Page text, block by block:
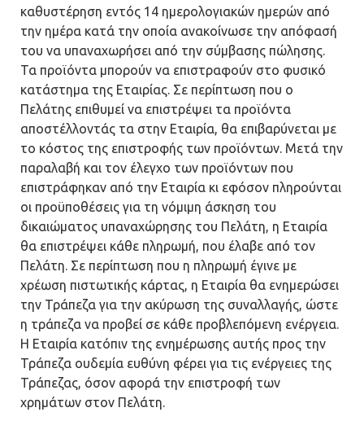
καθυστέρηση εντός 14 ημερολογιακών ημερών από
την ημέρα κατά την οποία ανακοίνωσε την απόφασή
του να υπαναχωρήσει από την σύμβασης πώλησης.
Τα προϊόντα μπορούν να επιστραφούν στο φυσικό
κατάστημα της Εταιρίας. Σε περίπτωση που ο
Πελάτης επιθυμεί να επιστρέψει τα προϊόντα
αποστέλλοντάς τα στην Εταιρία, θα επιβαρύνεται με
το κόστος της επιστροφής των προϊόντων. Μετά την
παραλαβή και τον έλεγχο των προϊόντων που
επιστράφηκαν από την Εταιρία κι εφόσον πληρούνται
οι προϋποθέσεις για τη νόμιμη άσκηση του
δικαιώματος υπαναχώρησης του Πελάτη, η Εταιρία
θα επιστρέψει κάθε πληρωμή, που έλαβε από τον
Πελάτη. Σε περίπτωση που η πληρωμή έγινε με
χρέωση πιστωτικής κάρτας, η Εταιρία θα ενημερώσει
την Τράπεζα για την ακύρωση της συναλλαγής, ώστε
η τράπεζα να προβεί σε κάθε προβλεπόμενη ενέργεια.
Η Εταιρία κατόπιν της ενημέρωσης αυτής προς την
Τράπεζα ουδεμία ευθύνη φέρει για τις ενέργειες της
Τράπεζας, όσον αφορά την επιστροφή των
χρημάτων στον Πελάτη.